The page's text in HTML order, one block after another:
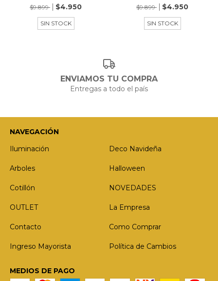
$9.899
$4.950
SIN STOCK
$9.899
$4.950
SIN STOCK
ENVIAMOS TU COMPRA
Entregas a todo el país
NAVEGACIÓN
Iluminación
Deco Navideña
Arboles Halloween
Cotillón NOVEDADES
OUTLET La Empresa
Contacto Como Comprar
Ingreso Mayorista Política de Cambios
MEDIOS DE PAGO